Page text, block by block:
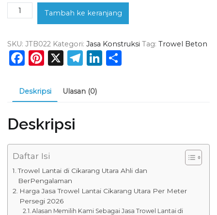
Kuantitas
Jasa
Beton
Cikarang
Utara
Tambah ke keranjang
SKU: JTB022 Kategori: Jasa Konstruksi Tag: Trowel Beton
Facebook
Pinterest
X Telegram
LinkedIn
Deskripsi Ulasan (0)
Deskripsi
Daftar Isi
Trowel Lantai di Cikarang Utara Ahli dan
BerPengalaman
Harga Jasa Trowel Lantai Cikarang Utara Per Meter
Persegi 2026
Alasan Memilih Kami Sebagai Jasa Trowel Lantai di